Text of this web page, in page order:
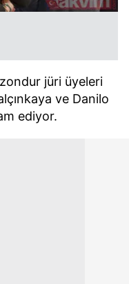
jüri üyeleri
ve Danilo
ediyor.